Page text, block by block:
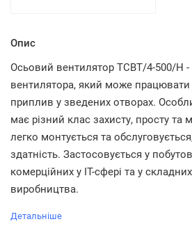
Опис
Осьовий вентилятор TCBT/4-500/H
вентилятора, який може працювати
приплив у зведених отворах.
має різний клас захисту, просту та
легко монтується та
здатність. Застосовується у
комерційних у IT-сфері та у
виробництва.
Детальніше